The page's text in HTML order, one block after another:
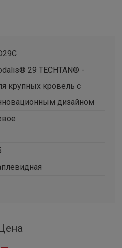
29 TECHTAN® -
крупных кровель с
дизайном